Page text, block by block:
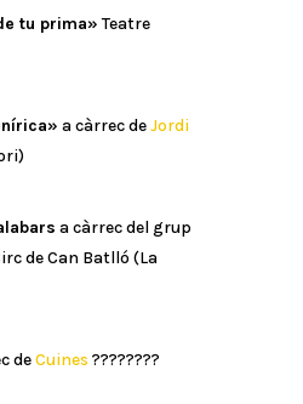
tu prima»Teatre
a càrrec deJordi
a càrrec del grup
de Can Batlló (La
deCuines ????????